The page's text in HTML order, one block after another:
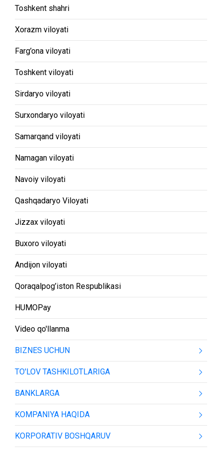
Toshkent shahri
Xorazm viloyati
Farg’ona viloyati
Toshkent viloyati
Sirdaryo viloyati
Surxondaryo viloyati
Samarqand viloyati
Namagan viloyati
Navoiy viloyati
Qashqadaryo Viloyati
Jizzax viloyati
Buxoro viloyati
Andijon viloyati
Qoraqalpog’iston Respublikasi
HUMOPay
Video qo'llanma
BIZNES UCHUN
TO'LOV TASHKILOTLARIGA
BANKLARGA
KOMPANIYA HAQIDA
KORPORATIV BOSHQARUV